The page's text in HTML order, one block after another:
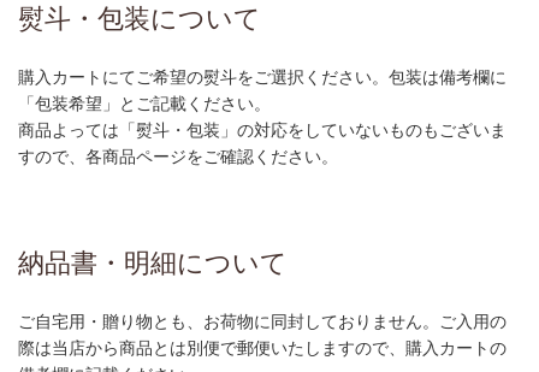
熨斗・包装について
購入カートにてご希望の熨斗をご選択ください。包装は備考欄に
「包装希望」とご記載ください。
商品よっては「熨斗・包装」の対応をしていないものもございま
すので、各商品ページをご確認ください。
納品書・明細について
ご自宅用・贈り物とも、お荷物に同封しておりません。ご入用の
際は当店から商品とは別便で郵便いたしますので、購入カートの